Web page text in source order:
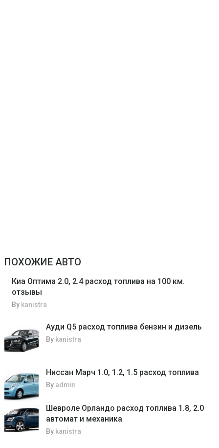
ПОХОЖИЕ АВТО
Киа Оптима 2.0, 2.4 расход топлива на 100 км.
отзывы
By kanistra
Ауди Q5 расход топлива бензин и дизель
By kanistra
Ниссан Марч 1.0, 1.2, 1.5 расход топлива
By admin
Шевроле Орландо расход топлива 1.8, 2.0
автомат и механика
By kanistra